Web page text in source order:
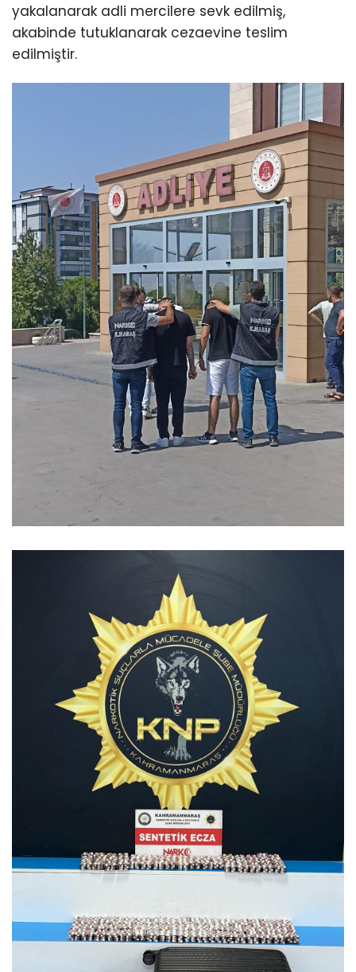
yakalanarak adli mercilere sevk edilmiş,
akabinde tutuklanarak cezaevine teslim
edilmiştir.